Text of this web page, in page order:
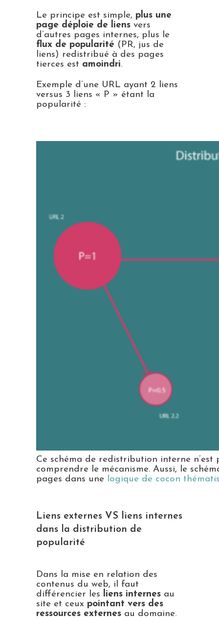
Le principe est simple, plus une
page déploie de liens vers
d’autres pages internes, plus le
flux de popularité (PR, jus de
liens) redistribué à des pages
tierces est amoindri.
Exemple d’une URL ayant 2 liens
versus 3 liens « P » étant la
popularité :
Ce schéma de redistribution interne
comprendre le mécanisme. Aussi, le
pages dans une logique de cocon
Liens externes VS liens internes
dans la distribution de
popularité
Dans la mise en relation des
contenus du web, il faut
différencier les liens internes au
site et ceux pointant vers des
ressources externes au domaine.